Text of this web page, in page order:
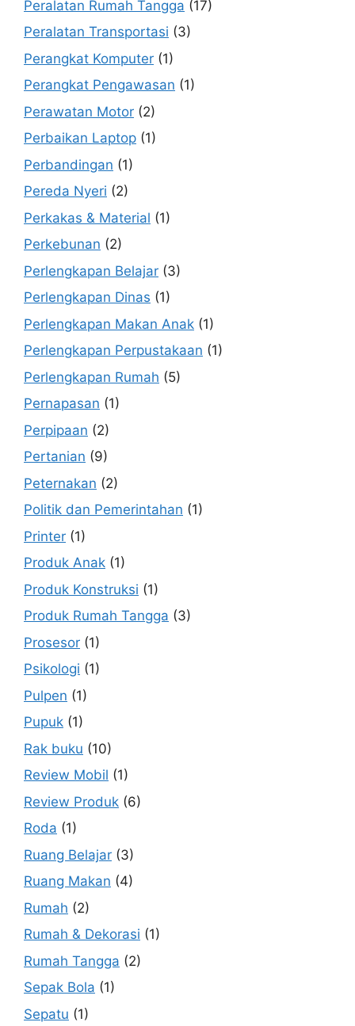
Peralatan Rumah Tangga (17)
Peralatan Transportasi (3)
Perangkat Komputer (1)
Perangkat Pengawasan (1)
Perawatan Motor (2)
Perbaikan Laptop (1)
Perbandingan (1)
Pereda Nyeri (2)
Perkakas & Material (1)
Perkebunan (2)
Perlengkapan Belajar (3)
Perlengkapan Dinas (1)
Perlengkapan Makan Anak (1)
Perlengkapan Perpustakaan (1)
Perlengkapan Rumah (5)
Pernapasan (1)
Perpipaan (2)
Pertanian (9)
Peternakan (2)
Politik dan Pemerintahan (1)
Printer (1)
Produk Anak (1)
Produk Konstruksi (1)
Produk Rumah Tangga (3)
Prosesor (1)
Psikologi (1)
Pulpen (1)
Pupuk (1)
Rak buku (10)
Review Mobil (1)
Review Produk (6)
Roda (1)
Ruang Belajar (3)
Ruang Makan (4)
Rumah (2)
Rumah & Dekorasi (1)
Rumah Tangga (2)
Sepak Bola (1)
Sepatu (1)